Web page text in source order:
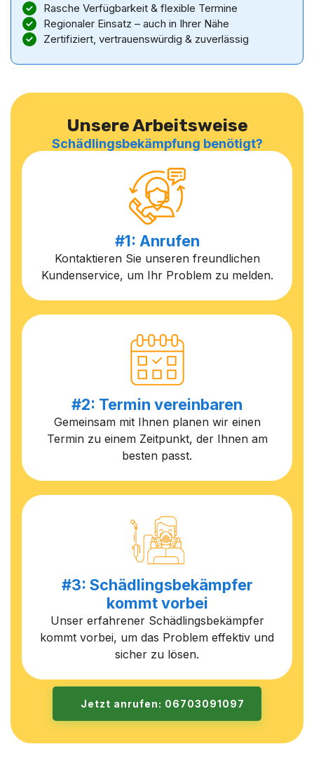
Rasche Verfügbarkeit & flexible Termine
Regionaler Einsatz – auch in Ihrer Nähe
Zertifiziert, vertrauenswürdig & zuverlässig
Unsere Arbeitsweise
Schädlingsbekämpfung benötigt?
#1: Anrufen
Kontaktieren Sie unseren freundlichen
Kundenservice, um Ihr Problem zu melden.
#2: Termin vereinbaren
Gemeinsam mit Ihnen planen wir einen
Termin zu einem Zeitpunkt, der Ihnen am
besten passt.
#3: Schädlingsbekämpfer
kommt vorbei
Unser erfahrener Schädlingsbekämpfer
kommt vorbei, um das Problem effektiv und
sicher zu lösen.
Jetzt anrufen: 06703091097